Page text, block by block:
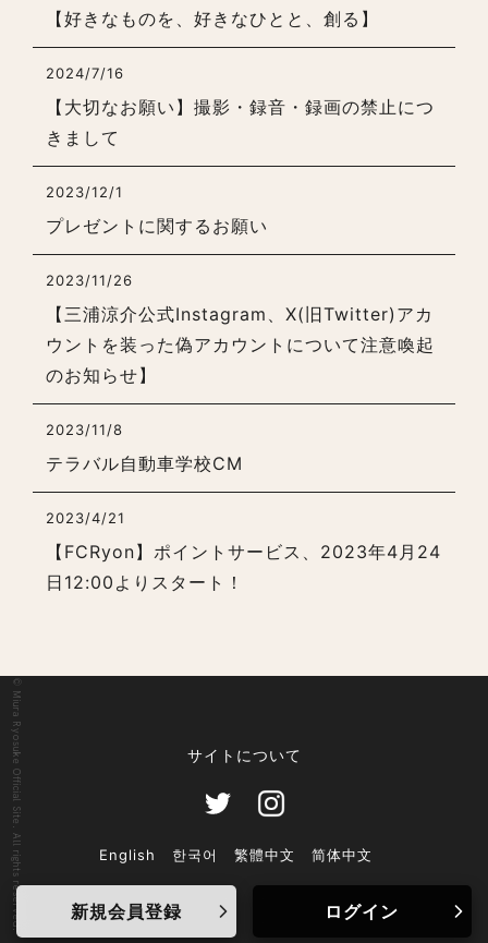
【好きなものを、好きなひとと、創る】
2024/7/16
【大切なお願い】撮影・録音・録画の禁止につ
きまして
2023/12/1
プレゼントに関するお願い
2023/11/26
【三浦涼介公式Instagram、X(旧Twitter)アカ
ウントを装った偽アカウントについて注意喚起
のお知らせ】
2023/11/8
テラバル自動車学校CM
2023/4/21
【FCRyon】ポイントサービス、2023年4月24
日12:00よりスタート！
サイトについて
© Miura Ryosuke Official Site. All rights reserved. English 한국어 繁體中文 简体中文
新規会員登録 ログイン